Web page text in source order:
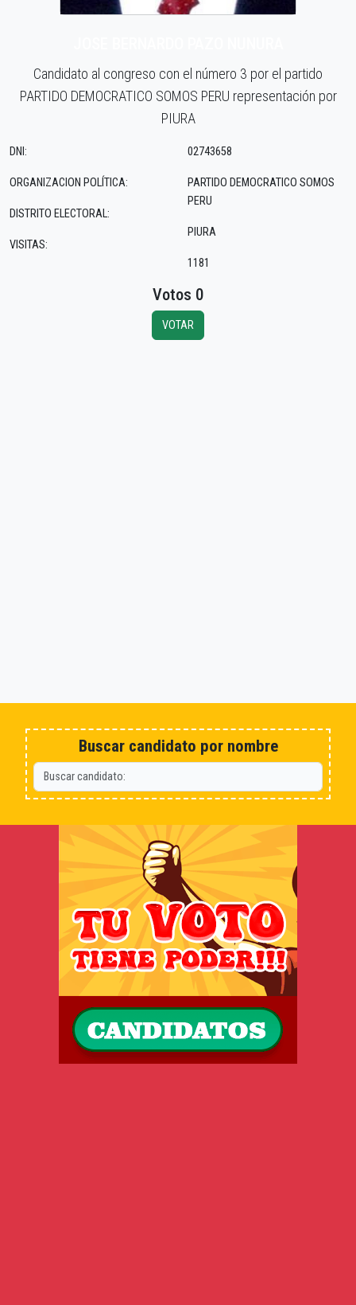
Candidato al congreso con el número 3 por el partido
PARTIDO DEMOCRATICO SOMOS PERU representación por
PIURA
DNI:
ORGANIZACION POLÍTICA:
DISTRITO ELECTORAL:
VISITAS:
02743658
PARTIDO DEMOCRATICO SOMOS
PERU
PIURA
1181
Votos 0
VOTAR
Buscar candidato por nombre